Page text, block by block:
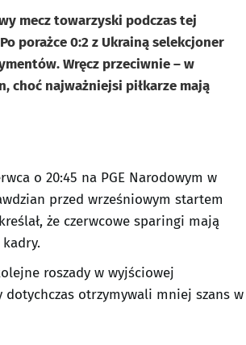
mecz towarzyski podczas tej
porażce 0:2 z Ukrainą selekcjoner
Wręcz przeciwnie – w
choć najważniejsi piłkarze mają
o 20:45 na PGE Narodowym w
przed wrześniowym startem
że czerwcowe sparingi mają
roszady w wyjściowej
otrzymywali mniej szans w